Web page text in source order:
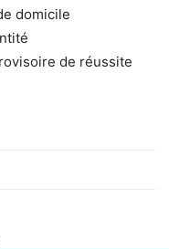
domicile
de réussite